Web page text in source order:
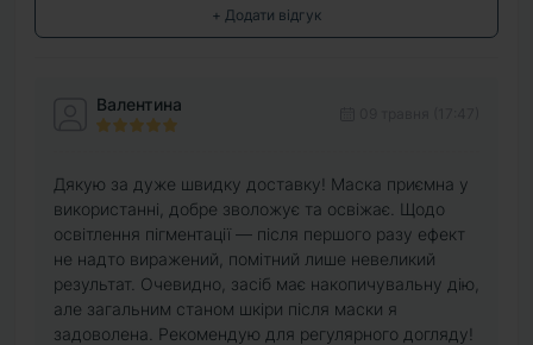
+ Додати відгук
Валентина
Дякую за дуже швидку доставку! Маска приємна у
використанні, добре зволожує та освіжає. Щодо
освітлення пігментації — після першого разу ефект
не надто виражений, помітний лише невеликий
результат. Очевидно, засіб має накопичувальну дію,
але загальним станом шкіри після маски я
задоволена. Рекомендую для регулярного догляду!